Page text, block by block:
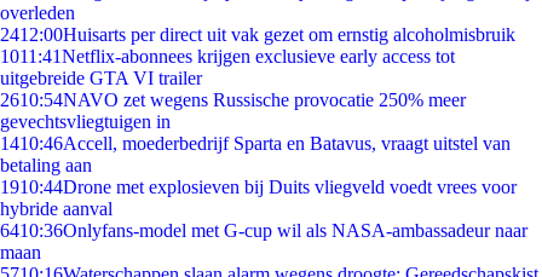
overleden
2412:00Huisarts per direct uit vak gezet om ernstig alcoholmisbruik
1011:41Netflix-abonnees krijgen exclusieve early access tot
uitgebreide GTA VI trailer
2610:54NAVO zet wegens Russische provocatie 250% meer
gevechtsvliegtuigen in
1410:46Accell, moederbedrijf Sparta en Batavus, vraagt uitstel van
betaling aan
1910:44Drone met explosieven bij Duits vliegveld voedt vrees voor
hybride aanval
6410:36Onlyfans-model met G-cup wil als NASA-ambassadeur naar
maan